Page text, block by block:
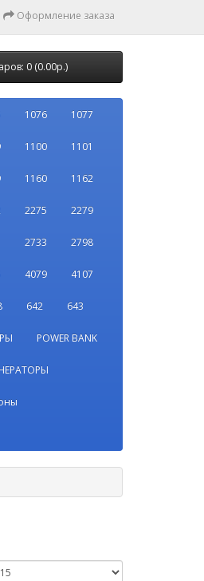
Оформление заказа
0 (0.00р.)
1076 1077
1100 1101
1160 1162
2275 2279
2733 2798
4079 4107
642 643
POWER BANK